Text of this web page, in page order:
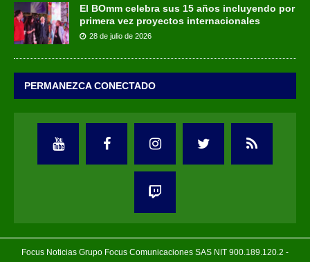
El BOmm celebra sus 15 años incluyendo por
primera vez proyectos internacionales
28 de julio de 2026
PERMANEZCA CONECTADO
Focus Noticias Grupo Focus Comunicaciones SAS NIT 900.189.120.2 -